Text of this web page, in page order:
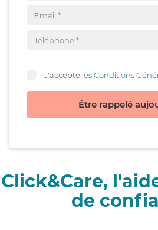
J'accepte lesConditions
Être rappelé
Click&Care,
de